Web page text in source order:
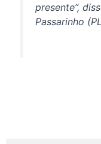
presente”,
Passarinho